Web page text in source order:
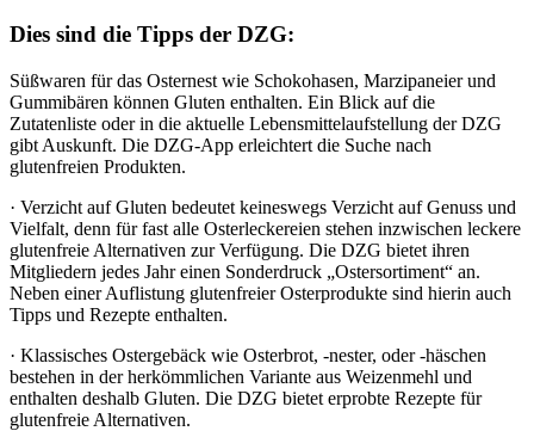
Dies sind die Tipps der DZG:
Süßwaren für das Osternest wie Schokohasen, Marzipaneier und
Gummibären können Gluten enthalten. Ein Blick auf die
Zutatenliste oder in die aktuelle Lebensmittelaufstellung der DZG
gibt Auskunft. Die DZG-App erleichtert die Suche nach
glutenfreien Produkten.
· Verzicht auf Gluten bedeutet keineswegs Verzicht auf Genuss und
Vielfalt, denn für fast alle Osterleckereien stehen inzwischen leckere
glutenfreie Alternativen zur Verfügung. Die DZG bietet ihren
Mitgliedern jedes Jahr einen Sonderdruck „Ostersortiment“ an.
Neben einer Auflistung glutenfreier Osterprodukte sind hierin auch
Tipps und Rezepte enthalten.
· Klassisches Ostergebäck wie Osterbrot, -nester, oder -häschen
bestehen in der herkömmlichen Variante aus Weizenmehl und
enthalten deshalb Gluten. Die DZG bietet erprobte Rezepte für
glutenfreie Alternativen.